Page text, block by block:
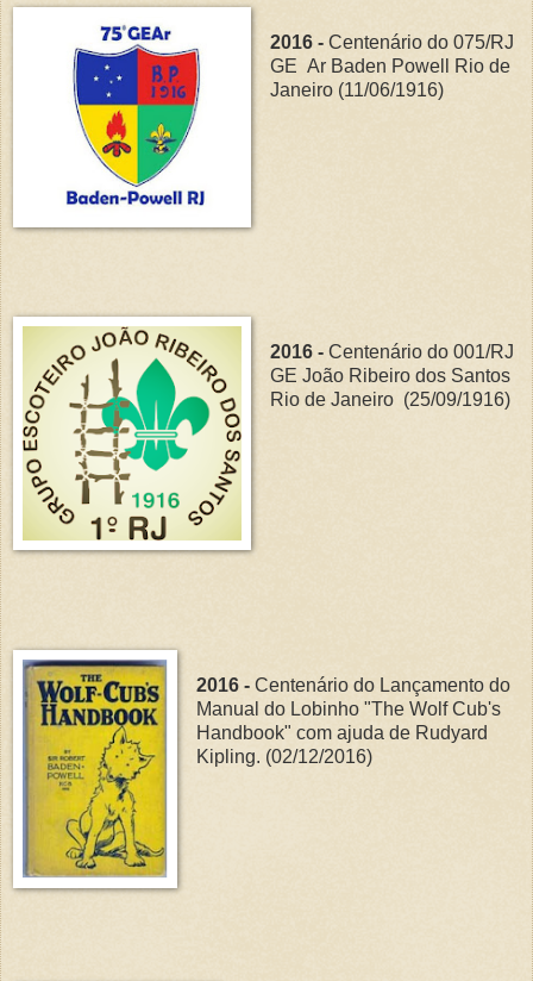
2016 -Centenário do 075/RJ
GE Ar Baden Powell Rio de
Janeiro (11/06/1916)
2016 -Centenário do 001/RJ
GE João Ribeiro dos Santos
Rio de Janeiro (25/09/1916)
2016 -Centenário do Lançamento do
Manual do Lobinho "The Wolf Cub's
Handbook" com ajuda de Rudyard
Kipling. (02/12/2016)